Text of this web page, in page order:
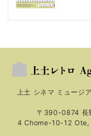
上土 シネマ ミュージ
〒390-0874 長
4 Chome-10-12